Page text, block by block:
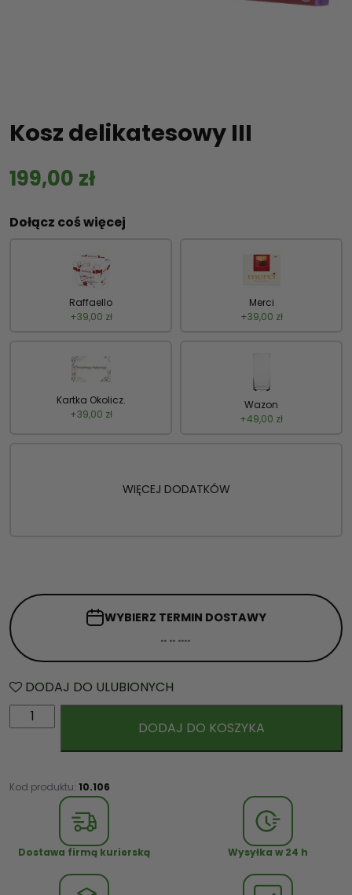
Kosz delikatesowy III
199,00 zł
Dołącz coś więcej
Raffaello
+39,00 zł
Merci
+39,00 zł
Kartka Okolicz.
+39,00 zł
Wazon
+49,00 zł
WIĘCEJ DODATKÓW
WYBIERZ TERMIN DOSTAWY
DODAJ DO ULUBIONYCH
l
ć
DODAJ DO KOSZYKA
Kod produktu: 10.106
Dostawa firmą kurierską Wysyłka w 24 h